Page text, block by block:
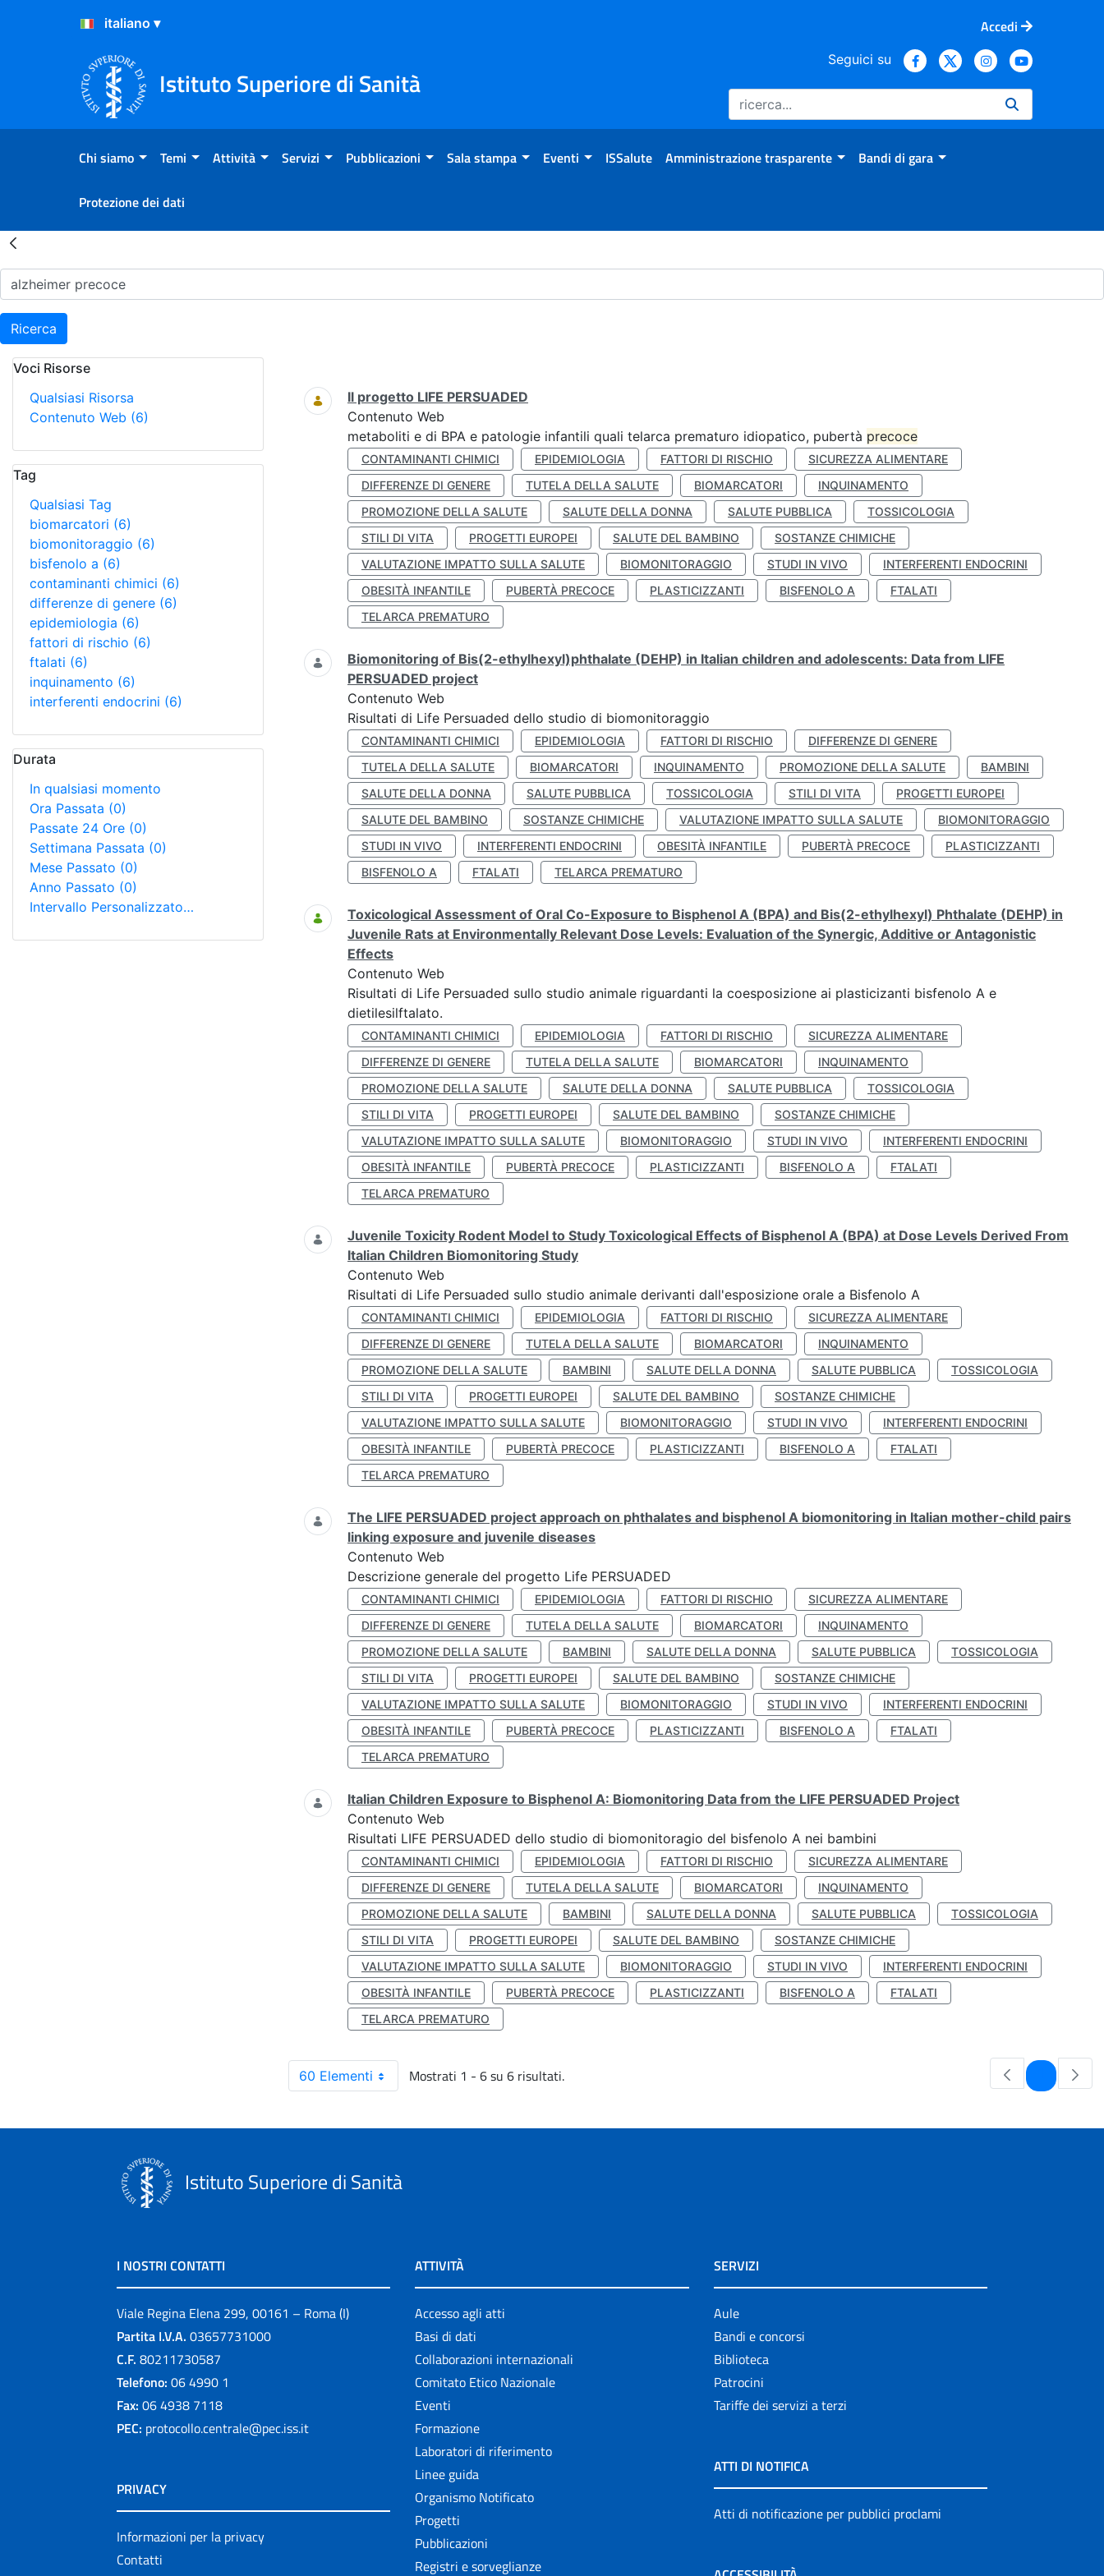
Salta al Contenuto
Salta al Footer
Accedi
Istituto Superiore di Sanità
Seguici su
Chi siamo Temi Attività Servizi Pubblicazioni Sala stampa Eventi ISSalute Amministrazione trasparente Bandi di gara
Protezione dei dati
Risultati della Ricerca - Home
Ricerca
Voci Risorse
Qualsiasi Risorsa
Contenuto Web (6)
Tag
Qualsiasi Tag
biomarcatori (6)
biomonitoraggio (6)
bisfenolo a (6)
contaminanti chimici (6)
differenze di genere (6)
epidemiologia (6)
fattori di rischio (6)
ftalati (6)
inquinamento (6)
interferenti endocrini (6)
Durata
In qualsiasi momento
Ora Passata (0)
Passate 24 Ore (0)
Settimana Passata (0)
Mese Passato (0)
Anno Passato (0)
Intervallo Personalizzato…
Ricerca
Il progetto LIFE PERSUADED
Contenuto Web
metaboliti e di BPA e patologie infantili quali telarca prematuro idiopatico, pubertà precoce
CONTAMINANTI CHIMICI EPIDEMIOLOGIA FATTORI DI RISCHIO
SICUREZZA ALIMENTARE
DIFFERENZE DI GENERE
TUTELA DELLA SALUTE BIOMARCATORI
INQUINAMENTO
PROMOZIONE DELLA SALUTE
SALUTE DELLA DONNA SALUTE PUBBLICA
TOSSICOLOGIA
STILI DI VITA
PROGETTI EUROPEI SALUTE DEL BAMBINO
SOSTANZE CHIMICHE
VALUTAZIONE IMPATTO SULLA SALUTE
BIOMONITORAGGIO STUDI IN VIVO
INTERFERENTI ENDOCRINI
OBESITÀ INFANTILE
PUBERTÀ PRECOCE PLASTICIZZANTI BISFENOLO A
FTALATI
TELARCA PREMATURO
Biomonitoring of Bis(2-ethylhexyl)phthalate (DEHP) in Italian children and adolescents: Data from LIFE
PERSUADED project
Contenuto Web
Risultati di Life Persuaded dello studio di biomonitoraggio
CONTAMINANTI CHIMICI EPIDEMIOLOGIA FATTORI DI RISCHIO
DIFFERENZE DI GENERE
TUTELA DELLA SALUTE
BIOMARCATORI INQUINAMENTO PROMOZIONE DELLA SALUTE
BAMBINI
SALUTE DELLA DONNA
SALUTE PUBBLICA TOSSICOLOGIA STILI DI VITA
PROGETTI EUROPEI
SALUTE DEL BAMBINO
SOSTANZE CHIMICHE VALUTAZIONE IMPATTO SULLA SALUTE
BIOMONITORAGGIO
STUDI IN VIVO
INTERFERENTI ENDOCRINI OBESITÀ INFANTILE PUBERTÀ PRECOCE
PLASTICIZZANTI
BISFENOLO A
FTALATI TELARCA PREMATURO
Toxicological Assessment of Oral Co-Exposure to Bisphenol A (BPA) and Bis(2-ethylhexyl) Phthalate (DEHP) in
Juvenile Rats at Environmentally Relevant Dose Levels: Evaluation of the Synergic, Additive or Antagonistic
Effects
Contenuto Web
Risultati di Life Persuaded sullo studio animale riguardanti la coesposizione ai plasticizanti bisfenolo A e
dietilesilftalato.
CONTAMINANTI CHIMICI EPIDEMIOLOGIA FATTORI DI RISCHIO
SICUREZZA ALIMENTARE
DIFFERENZE DI GENERE
TUTELA DELLA SALUTE BIOMARCATORI
INQUINAMENTO
PROMOZIONE DELLA SALUTE
SALUTE DELLA DONNA SALUTE PUBBLICA
TOSSICOLOGIA
STILI DI VITA
PROGETTI EUROPEI SALUTE DEL BAMBINO
SOSTANZE CHIMICHE
VALUTAZIONE IMPATTO SULLA SALUTE
BIOMONITORAGGIO STUDI IN VIVO
INTERFERENTI ENDOCRINI
OBESITÀ INFANTILE
PUBERTÀ PRECOCE PLASTICIZZANTI BISFENOLO A
FTALATI
TELARCA PREMATURO
Juvenile Toxicity Rodent Model to Study Toxicological Effects of Bisphenol A (BPA) at Dose Levels Derived From
Italian Children Biomonitoring Study
Contenuto Web
Risultati di Life Persuaded sullo studio animale derivanti dall'esposizione orale a Bisfenolo A
CONTAMINANTI CHIMICI EPIDEMIOLOGIA FATTORI DI RISCHIO
SICUREZZA ALIMENTARE
DIFFERENZE DI GENERE
TUTELA DELLA SALUTE BIOMARCATORI
INQUINAMENTO
PROMOZIONE DELLA SALUTE
BAMBINI SALUTE DELLA DONNA SALUTE PUBBLICA
TOSSICOLOGIA
STILI DI VITA
PROGETTI EUROPEI SALUTE DEL BAMBINO
SOSTANZE CHIMICHE
VALUTAZIONE IMPATTO SULLA SALUTE
BIOMONITORAGGIO STUDI IN VIVO
INTERFERENTI ENDOCRINI
OBESITÀ INFANTILE
PUBERTÀ PRECOCE PLASTICIZZANTI BISFENOLO A
FTALATI
TELARCA PREMATURO
The LIFE PERSUADED project approach on phthalates and bisphenol A biomonitoring in Italian mother-child pairs
linking exposure and juvenile diseases
Contenuto Web
Descrizione generale del progetto Life PERSUADED
CONTAMINANTI CHIMICI EPIDEMIOLOGIA FATTORI DI RISCHIO
SICUREZZA ALIMENTARE
DIFFERENZE DI GENERE
TUTELA DELLA SALUTE BIOMARCATORI
INQUINAMENTO
PROMOZIONE DELLA SALUTE
BAMBINI SALUTE DELLA DONNA SALUTE PUBBLICA
TOSSICOLOGIA
STILI DI VITA
PROGETTI EUROPEI SALUTE DEL BAMBINO
SOSTANZE CHIMICHE
VALUTAZIONE IMPATTO SULLA SALUTE
BIOMONITORAGGIO STUDI IN VIVO
INTERFERENTI ENDOCRINI
OBESITÀ INFANTILE
PUBERTÀ PRECOCE PLASTICIZZANTI BISFENOLO A
FTALATI
TELARCA PREMATURO
Italian Children Exposure to Bisphenol A: Biomonitoring Data from the LIFE PERSUADED Project
Contenuto Web
Risultati LIFE PERSUADED dello studio di biomonitoragio del bisfenolo A nei bambini
CONTAMINANTI CHIMICI EPIDEMIOLOGIA FATTORI DI RISCHIO
SICUREZZA ALIMENTARE
DIFFERENZE DI GENERE
TUTELA DELLA SALUTE BIOMARCATORI
INQUINAMENTO
PROMOZIONE DELLA SALUTE
BAMBINI SALUTE DELLA DONNA SALUTE PUBBLICA
TOSSICOLOGIA
STILI DI VITA
PROGETTI EUROPEI SALUTE DEL BAMBINO
SOSTANZE CHIMICHE
VALUTAZIONE IMPATTO SULLA SALUTE
BIOMONITORAGGIO STUDI IN VIVO
INTERFERENTI ENDOCRINI
OBESITÀ INFANTILE
PUBERTÀ PRECOCE PLASTICIZZANTI BISFENOLO A
FTALATI
TELARCA PREMATURO
60 Elementi Mostrati 1 - 6 su 6 risultati. Pagina
Istituto Superiore di Sanità
I NOSTRI CONTATTI
Viale Regina Elena 299, 00161 – Roma (I)
Partita I.V.A. 03657731000
C.F. 80211730587
Telefono: 06 4990 1
Fax: 06 4938 7118
PEC: protocollo.centrale@pec.iss.it
PRIVACY
Informazioni per la privacy
Contatti
ATTIVITÀ
Accesso agli atti
Basi di dati
Collaborazioni internazionali
Comitato Etico Nazionale
Eventi
Formazione
Laboratori di riferimento
Linee guida
Organismo Notificato
Progetti
Pubblicazioni
Registri e sorveglianze
SERVIZI
Aule
Bandi e concorsi
Biblioteca
Patrocini
Tariffe dei servizi a terzi
ATTI DI NOTIFICA
Atti di notificazione per pubblici proclami